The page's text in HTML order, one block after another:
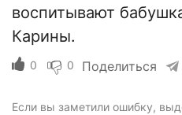
воспитывают
Карины.
0 0 Поделиться
Если вы заметили ошибку,